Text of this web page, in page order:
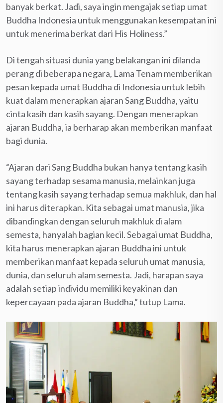
banyak berkat. Jadi, saya ingin mengajak setiap umat
Buddha Indonesia untuk menggunakan kesempatan ini
untuk menerima berkat dari His Holiness.”
Di tengah situasi dunia yang belakangan ini dilanda
perang di beberapa negara, Lama Tenam memberikan
pesan kepada umat Buddha di Indonesia untuk lebih
kuat dalam menerapkan ajaran Sang Buddha, yaitu
cinta kasih dan kasih sayang. Dengan menerapkan
ajaran Buddha, ia berharap akan memberikan manfaat
bagi dunia.
“Ajaran dari Sang Buddha bukan hanya tentang kasih
sayang terhadap sesama manusia, melainkan juga
tentang kasih sayang terhadap semua makhluk, dan hal
ini harus diterapkan. Kita sebagai umat manusia, jika
dibandingkan dengan seluruh makhluk di alam
semesta, hanyalah bagian kecil. Sebagai umat Buddha,
kita harus menerapkan ajaran Buddha ini untuk
memberikan manfaat kepada seluruh umat manusia,
dunia, dan seluruh alam semesta. Jadi, harapan saya
adalah setiap individu memiliki keyakinan dan
kepercayaan pada ajaran Buddha,” tutup Lama.